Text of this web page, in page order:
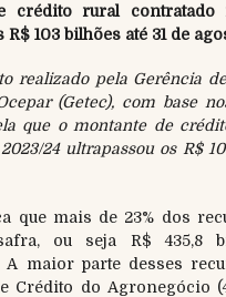
crédito rural contratado
R$ 103 bilhões até 31 de
realizado pela Gerência
(Getec), com base
que o montante de
24 ultrapassou os R$
que mais de 23% dos
ou seja R$ 435,8
A maior parte desses
Crédito do Agronegócio